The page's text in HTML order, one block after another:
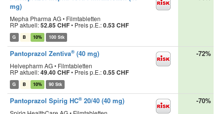
mg)
Mepha Pharma AG • Filmtabletten
RP aktuell:52.85 CHF• Preis p.E.:0.53 CHF
G B 10% 100 Stk
Pantoprazol Zentiva® (40 mg)
Helvepharm AG • Filmtabletten
RP aktuell:49.40 CHF• Preis p.E.:0.55 CHF
G B 10% 90 Stk
-72%
Pantoprazol Spirig HC® 20/40 (40 mg) -70%